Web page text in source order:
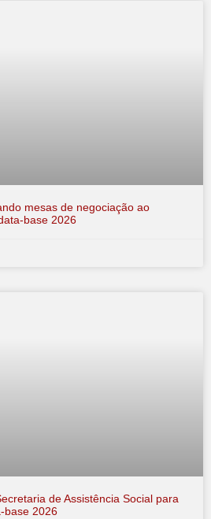
mesas de negociação ao
base 2026
de Assistência Social para
base 2026